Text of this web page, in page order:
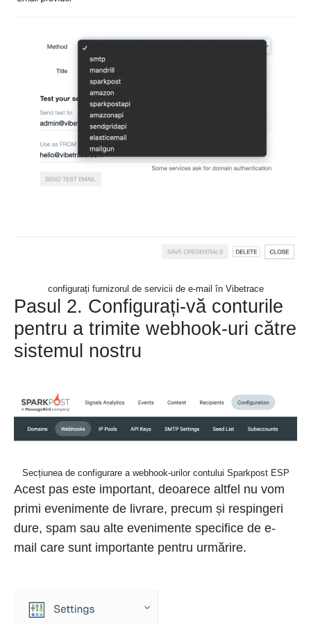
configurați furnizorul de servicii de e-mail în Vibetrace
Pasul 2. Configurați-vă conturile
pentru a trimite webhook-uri către
sistemul nostru
Secțiunea de configurare a webhook-urilor contului Sparkpost ESP
Acest pas este important, deoarece altfel nu vom
primi evenimente de livrare, precum și respingeri
dure, spam sau alte evenimente specifice de e-
mail care sunt importante pentru urmărire.